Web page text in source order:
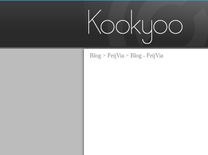
Blog > PeijVia > Blog - PeijVia